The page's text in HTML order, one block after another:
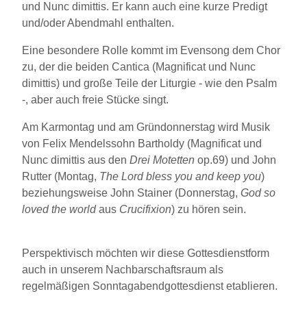
und Nunc dimittis. Er kann auch eine kurze Predigt
und/oder Abendmahl enthalten.
Eine besondere Rolle kommt im Evensong dem Chor
zu, der die beiden Cantica (Magnificat und Nunc
dimittis) und große Teile der Liturgie - wie den Psalm
-, aber auch freie Stücke singt.
Am Karmontag und am Gründonnerstag wird Musik
von Felix Mendelssohn Bartholdy (Magnificat und
Nunc dimittis aus den Drei Motetten op.69) und John
Rutter (Montag, The Lord bless you and keep you)
beziehungsweise John Stainer (Donnerstag, God so
loved the worldaus Crucifixion) zu hören sein.
Perspektivisch möchten wir diese Gottesdienstform
auch in unserem Nachbarschaftsraum als
regelmäßigen Sonntagabendgottesdienst etablieren.